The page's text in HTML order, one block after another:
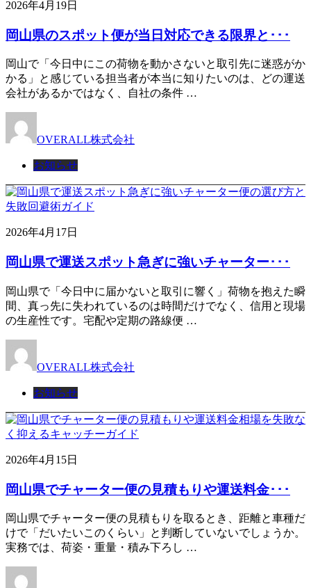
2026年4月19日
岡山県のスポット便が当日対応できる限界と･･･
岡山で「今日中にこの荷物を動かさないと取引先に迷惑がか
かる」と感じている担当者が本当に知りたいのは、どの運送
会社があるかではなく、自社の条件 …
OVERALL株式会社
お知らせ
2026年4月17日
岡山県で運送スポット急ぎに強いチャーター･･･
岡山県で「今日中に届かないと取引に響く」荷物を抱えた瞬
間、真っ先に失われているのは時間だけでなく、信用と現場
の生産性です。宅配や定期の路線便 …
OVERALL株式会社
お知らせ
2026年4月15日
岡山県でチャーター便の見積もりや運送料金･･･
岡山県でチャーター便の見積もりを取るとき、距離と車種だ
けで「だいたいこのくらい」と判断していないでしょうか。
実務では、荷姿・重量・積み下ろし …